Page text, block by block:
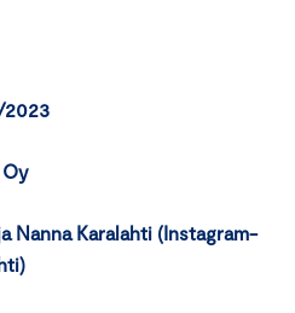
Karalahti (Instagram-